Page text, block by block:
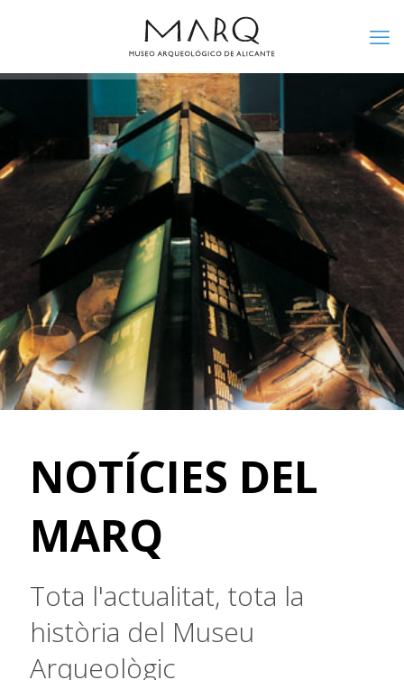
NOTÍCIES DEL
MARQ
Tota l'actualitat, tota la
història del Museu
Arqueològic